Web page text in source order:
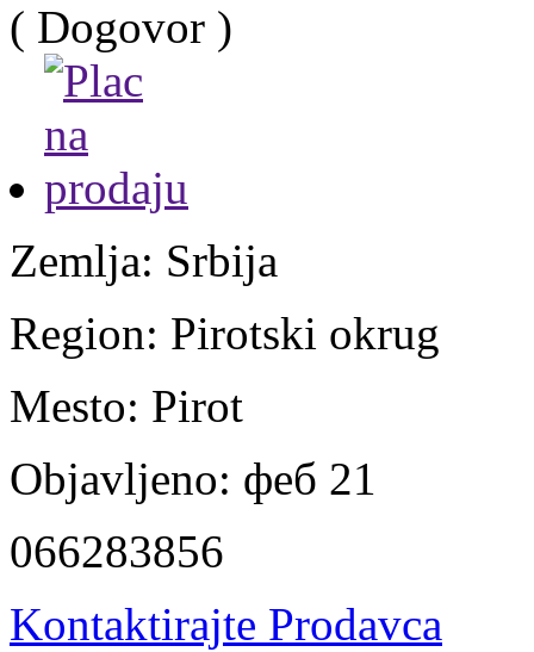
( Dogovor )
Zemlja: Srbija
Region: Pirotski okrug
Mesto: Pirot
Objavljeno: феб 21
066283856
Kontaktirajte Prodavca